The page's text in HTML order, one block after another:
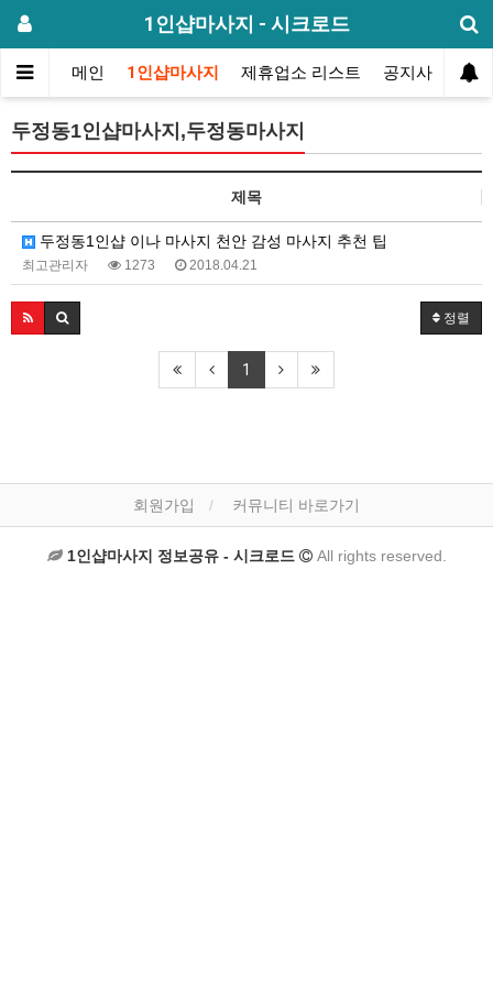
1인샵마사지 - 시크로드
메인 1인샵마사지 제휴업소 리스트 공지사항 방
두정동1인샵마사지,두정동마사지
제목
두정동1인샵 이나 마사지 천안 감성 마사지 추천 팁
최고관리자 1273 2018.04.21
정렬
1
회원가입 커뮤니티 바로가기
1인샵마사지 정보공유 - 시크로드 All rights reserved.